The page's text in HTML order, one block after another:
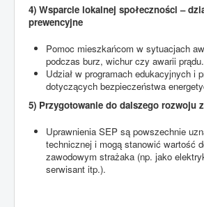
4) Wsparcie lokalnej społeczności –
prewencyjne
Pomoc mieszkańcom w sytuacjach
podczas burz, wichur czy awarii prądu.
Udział w programach edukacyjnych i
dotyczących bezpieczeństwa
5) Przygotowanie do dalszego rozwoju
Uprawnienia SEP są powszechnie
technicznej i mogą stanowić wartość
zawodowym strażaka (np. jako
serwisant itp.).